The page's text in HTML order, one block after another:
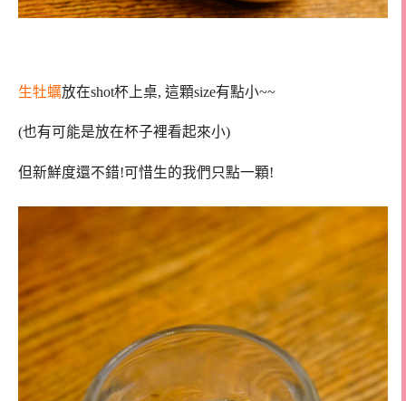
生牡蠣放在shot杯上桌, 這顆size有點小~~
(也有可能是放在杯子裡看起來小)
但新鮮度還不錯!可惜生的我們只點一顆!